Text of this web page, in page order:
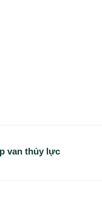
van thủy lực